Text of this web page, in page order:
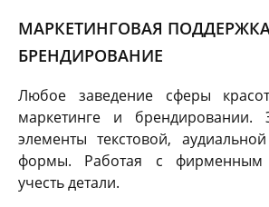
МАРКЕТИНГОВАЯ
БРЕНДИРОВАНИЕ
Любое заведение сферы
маркетинге и брендировании.
элементы текстовой,
формы. Работая с фирменным
учесть детали.